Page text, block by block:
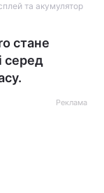
та акумулятор
стане
серед
Реклама